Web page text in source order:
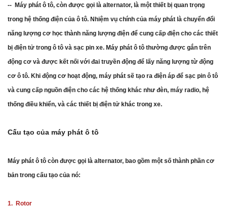
-- Máy phát ô tô, còn được gọi là alternator, là một thiết bị quan trọng
trong hệ thống điện của ô tô. Nhiệm vụ chính của máy phát là chuyển đổi
năng lượng cơ học thành năng lượng điện để cung cấp điện cho các thiết
bị điện tử trong ô tô và sạc pin xe. Máy phát ô tô thường được gắn trên
động cơ và được kết nối với đai truyền động để lấy năng lượng từ động
cơ ô tô. Khi động cơ hoạt động, máy phát sẽ tạo ra điện áp để sạc pin ô tô
và cung cấp nguồn điện cho các hệ thống khác như đèn, máy radio, hệ
thống điều khiển, và các thiết bị điện tử khác trong xe.
Cấu tạo của máy phát ô tô
Máy phát ô tô còn được gọi là alternator, bao gồm một số thành phần cơ
bản trong cấu tạo của nó:
1. Rotor